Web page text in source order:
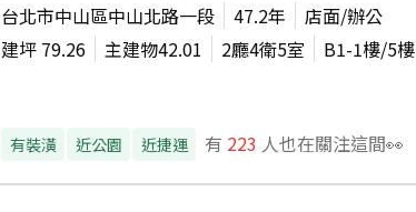
台北市中山區中山北路一段 47.2年
店面/辦公
建坪 79.26 主建物42.01 2廳4衛5室 B1-1樓/5樓
有裝潢 近公園 近捷運 有 223 人也在關注這間👀